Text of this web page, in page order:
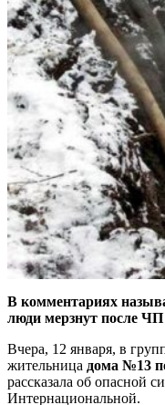
В комментариях
люди мерзнут после
Вчера, 12 января, в
жительница дома №13
рассказала об опасной
Интернациональной.